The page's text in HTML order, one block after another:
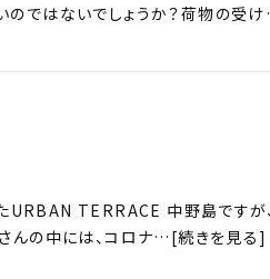
のではないでしょうか？荷物の受
URBAN TERRACE 中野島ですが
んの中には、コロナ…[続きを見る]